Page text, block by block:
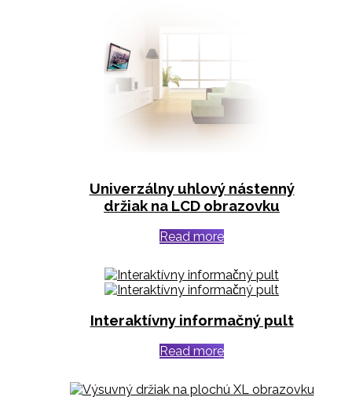
Univerzálny uhlový nástenný
držiak na LCD obrazovku
Read more
Interaktívny informačný pult
Read more